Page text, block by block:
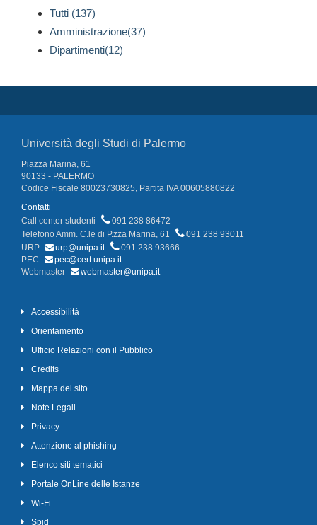
Tutti (137)
Amministrazione(37)
Dipartimenti(12)
Università degli Studi di Palermo
Piazza Marina, 61
90133 - PALERMO
Codice Fiscale 80023730825, Partita IVA 00605880822
Contatti
Call center studenti
091 238 86472
Telefono Amm. C.le di P.zza Marina, 61
091 238 93011
URP
urp@unipa.it
091 238 93666
PEC
pec@cert.unipa.it
Webmaster
webmaster@unipa.it
Accessibilità
Orientamento
Ufficio Relazioni con il Pubblico
Credits
Mappa del sito
Note Legali
Privacy
Attenzione al phishing
Elenco siti tematici
Portale OnLine delle Istanze
Wi-Fi
Spid